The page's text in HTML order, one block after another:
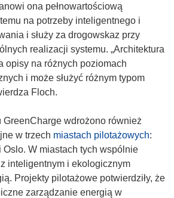
d
n
o
ś
n
i
t
w
o
r
z
y
ona pełnowartościową
na potrzeby inteligentnego i
i służy za drogowskaz przy
realizacji systemu. „Architektura
opisy na różnych poziomach
i może służyć różnym typom
Floch.
GreenCharge wdrożono również
w trzech miastach pilotażowych:
Oslo. W miastach tych wspólnie
inteligentnym i ekologicznym
Projekty pilotażowe potwierdziły, że
zarządzanie energią w